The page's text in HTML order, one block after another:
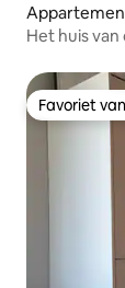
Het huis van
Favoriet
Favoriet